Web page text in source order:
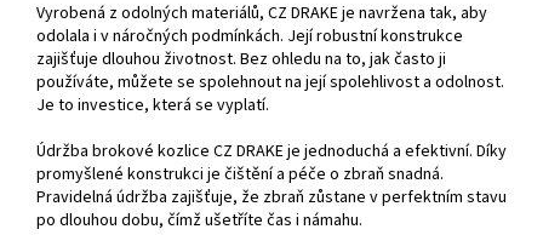
Vyrobená z odolných materiálů, CZ DRAKE je navržena tak, aby
odolala i v náročných podmínkách. Její robustní konstrukce
zajišťuje dlouhou životnost. Bez ohledu na to, jak často ji
používáte, můžete se spolehnout na její spolehlivost a odolnost.
Je to investice, která se vyplatí.
Údržba brokové kozlice CZ DRAKE je jednoduchá a efektivní. Díky
promyšlené konstrukci je čištění a péče o zbraň snadná.
Pravidelná údržba zajišťuje, že zbraň zůstane v perfektním stavu
po dlouhou dobu, čímž ušetříte čas i námahu.